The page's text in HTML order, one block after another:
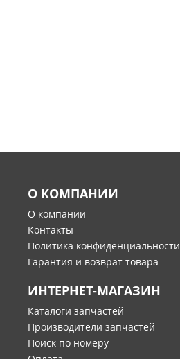
О КОМПАНИИ
О компании
Контакты
Политика конфиденциальности
Гарантия и возврат товара
ИНТЕРНЕТ-МАГАЗИН
Каталоги запчастей
Производители запчастей
Поиск по номеру